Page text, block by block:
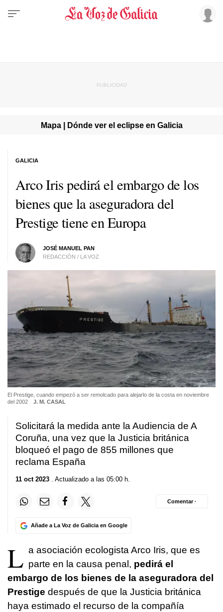
Mapa | Dónde ver el eclipse en Galicia
Arco Iris pedirá el embargo de los
bienes que la aseguradora del
Prestige tiene en Europa
JOSÉ MANUEL PAN
REDACCIÓN / LA VOZ
GALICIA
El Prestige, cuando empezó a ser remolcado para alejarlo de la costa en noviembre
del 2002
J. M. CASAL
Solicitará la medida ante la Audiencia de A
Coruña, una vez que la Justicia británica
bloqueó el pago de 855 millones que
reclama España
11 oct 2023 . Actualizado a las 05:00 h.
Añade a La Voz de Galicia en Google
Comentar ·
L a asociación ecologista Arco Iris, que es
parte en la causa penal, pedirá el
embargo de los bienes de la aseguradora del
Prestige después de que la Justicia británica
haya estimado el recurso de la compañía